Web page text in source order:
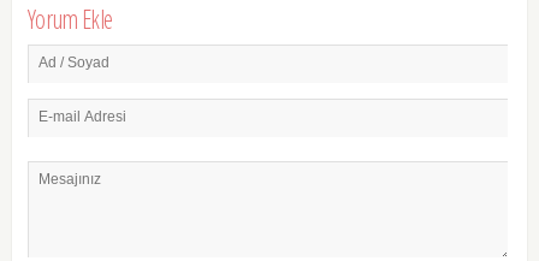
Yorum Ekle
Ad / Soyad
E-mail Adresi
Mesajınız